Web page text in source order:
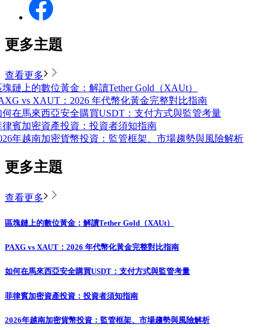
更多主題
查看更多
塊鏈上的數位黃金：解讀Tether Gold（XAUt）
vs XAUT：2026 年代幣化黃金完整對比指南
何在馬來西亞安全購買USDT：支付方式與監管考量
律賓加密資產投資：投資者須知指南
年越南加密貨幣投資：監管框架、市場趨勢與風險解析
更多主題
查看更多
區塊鏈上的數位黃金：解讀Tether Gold（XAUt）
PAXG vs XAUT：2026 年代幣化黃金完整對比指南
如何在馬來西亞安全購買USDT：支付方式與監管考量
菲律賓加密資產投資：投資者須知指南
2026年越南加密貨幣投資：監管框架、市場趨勢與風險解析